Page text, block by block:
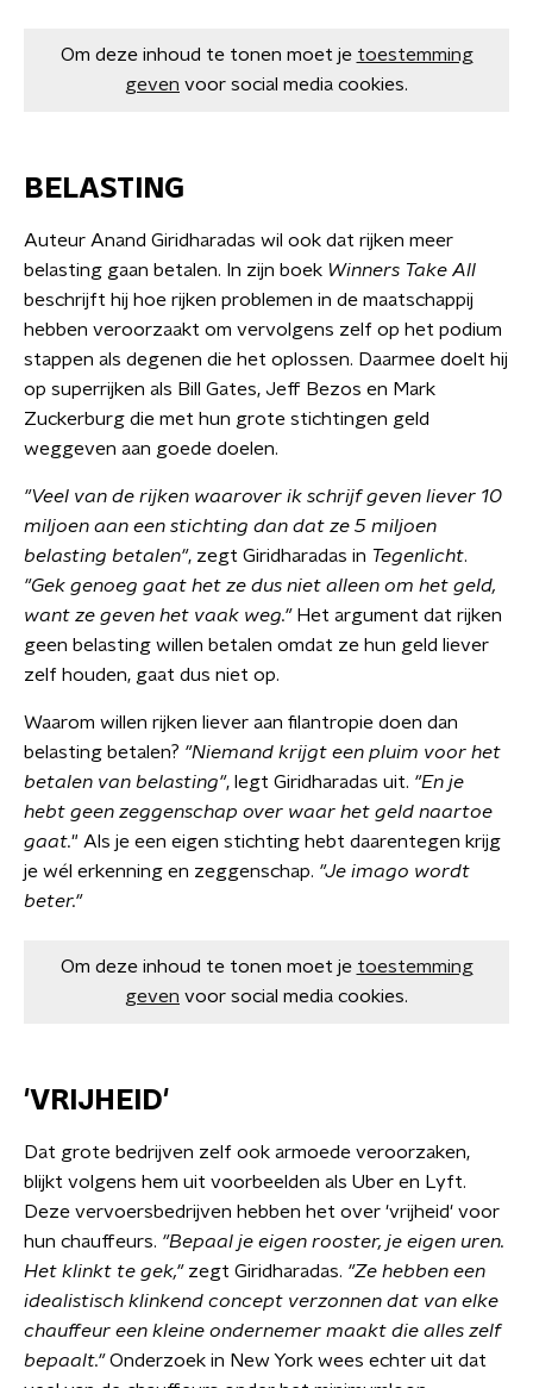
Om deze inhoud te tonen moet je toestemming
geven voor social media cookies.
BELASTING
Auteur Anand Giridharadas wil ook dat rijken meer
belasting gaan betalen. In zijn boek Winners Take All
beschrijft hij hoe rijken problemen in de maatschappij
hebben veroorzaakt om vervolgens zelf op het podium
stappen als degenen die het oplossen. Daarmee doelt hij
op superrijken als Bill Gates, Jeff Bezos en Mark
Zuckerburg die met hun grote stichtingen geld
weggeven aan goede doelen.
"Veel van de rijken waarover ik schrijf geven liever 10
miljoen aan een stichting dan dat ze 5 miljoen
belasting betalen", zegt Giridharadas in Tegenlicht.
"Gek genoeg gaat het ze dus niet alleen om het geld,
want ze geven het vaak weg."Het argument dat rijken
geen belasting willen betalen omdat ze hun geld liever
zelf houden, gaat dus niet op.
Waarom willen rijken liever aan filantropie doen dan
belasting betalen? "Niemand krijgt een pluim voor het
betalen van belasting", legt Giridharadas uit. "En je
hebt geen zeggenschap over waar het geld naartoe
gaat." Als je een eigen stichting hebt daarentegen krijg
je wél erkenning en zeggenschap. "Je imago wordt
beter."
Om deze inhoud te tonen moet je toestemming
geven voor social media cookies.
'VRIJHEID'
Dat grote bedrijven zelf ook armoede veroorzaken,
blijkt volgens hem uit voorbeelden als Uber en Lyft.
Deze vervoersbedrijven hebben het over 'vrijheid' voor
hun chauffeurs. "Bepaal je eigen rooster, je eigen uren.
Het klinkt te gek,"zegt Giridharadas. "Ze hebben een
idealistisch klinkend concept verzonnen dat van elke
chauffeur een kleine ondernemer maakt die alles zelf
bepaalt."Onderzoek in New York wees echter uit dat